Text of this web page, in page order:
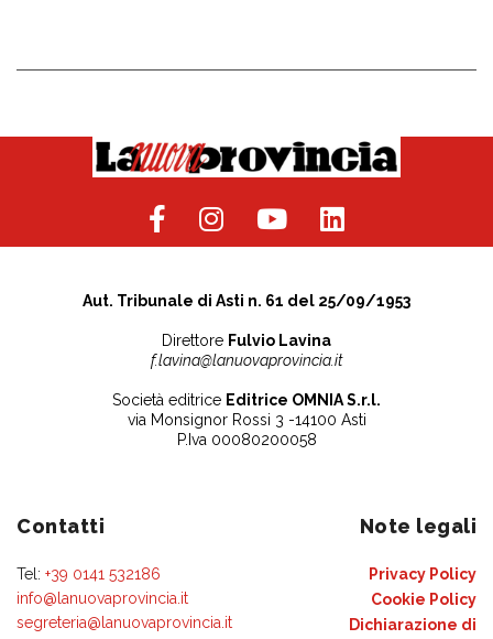
Aut. Tribunale di Asti n. 61 del 25/09/1953
Direttore Fulvio Lavina
f.lavina@lanuovaprovincia.it
Società editrice Editrice OMNIA S.r.l.
via Monsignor Rossi 3 -14100 Asti
P.Iva 00080200058
Contatti
Tel: +39 0141 532186
info@lanuovaprovincia.it
segreteria@lanuovaprovincia.it
Note legali
Privacy Policy
Cookie Policy
Dichiarazione di